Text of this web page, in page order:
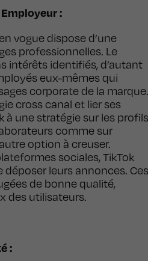
:
vogue dispose d’une
professionnelles. Le
intérêts identifiés, d’autant
eux-mêmes qui
corporate de la marque.
cross canal et lier ses
à une stratégie sur les profils
comme sur
option à creuser.
sociales, TikTok
leurs annonces. Ces
de bonne qualité,
des utilisateurs.
: